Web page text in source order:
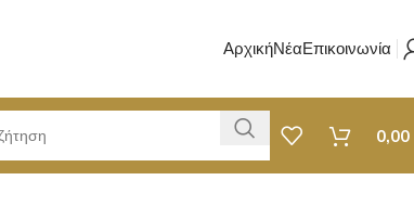
ΑρχικήΝέαΕπικοινωνία
0,00